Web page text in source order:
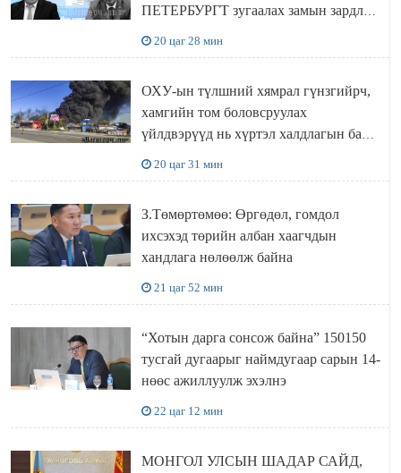
ПЕТЕРБУРГТ зугаалах замын зардлаа
20 цаг 28 мин
ОХУ-ын түлшний хямрал гүнзгийрч,
хамгийн том боловсруулах
үйлдвэрүүд нь хүртэл халдлагын бай
20 цаг 31 мин
З.Төмөртөмөө: Өргөдөл, гомдол
ихсэхэд төрийн албан хаагчдын
хандлага нөлөөлж байна
21 цаг 52 мин
“Хотын дарга сонсож байна” 150150
тусгай дугаарыг наймдугаар сарын 14-
нөөс ажиллуулж эхэлнэ
22 цаг 12 мин
МОНГОЛ УЛСЫН ШАДАР САЙД,